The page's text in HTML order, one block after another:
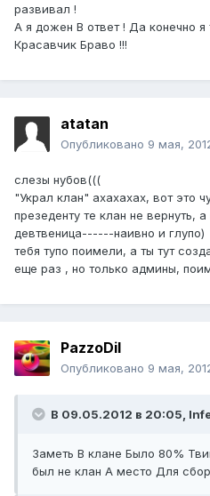
развивал !
А я дожен В ответ ! Да конечно
Красавчик Браво !!!
atatan
Опубликовано 9 мая,
слезы нубов(((
"Украл клан" ахахахах, вот это
презеденту те клан не вернуть, а
девтвеница------наивно и глупо)
тебя тупо поимели, а ты тут
еще раз , но только админы,
PazzoDil
Опубликовано 9 мая,
В 09.05.2012 в 20:05,
Заметь В клане Было 80%
был не клан А место Для